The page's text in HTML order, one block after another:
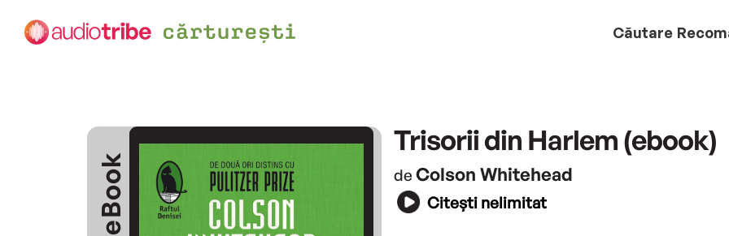
Căutare
eBook
Trisorii din Harlem (ebook)
de Colson Whitehead
Citești nelimitat